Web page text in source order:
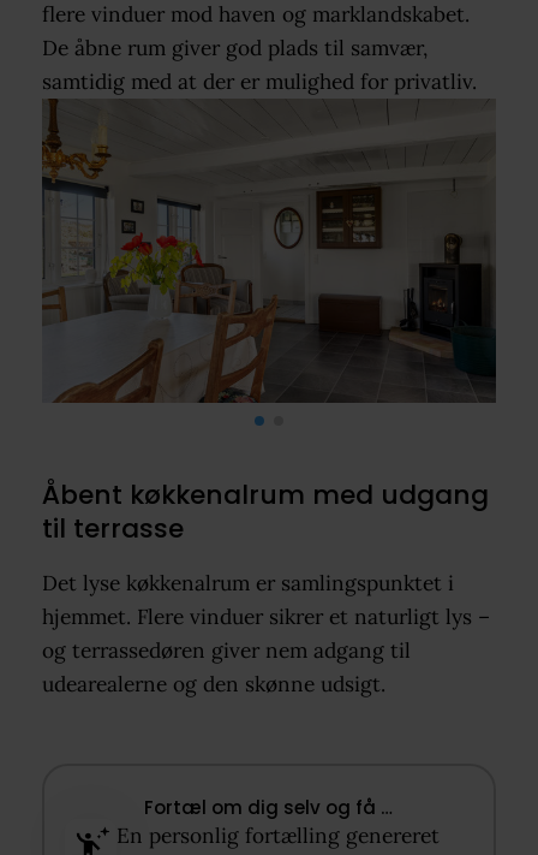
flere vinduer mod haven og marklandskabet.
De åbne rum giver god plads til samvær,
samtidig med at der er mulighed for privatliv.
Åbent køkkenalrum med udgang
til terrasse
Det lyse køkkenalrum er samlingspunktet i
hjemmet. Flere vinduer sikrer et naturligt lys –
og terrassedøren giver nem adgang til
udearealerne og den skønne udsigt.
Fortæl om dig selv og få …​
En personlig fortælling genereret